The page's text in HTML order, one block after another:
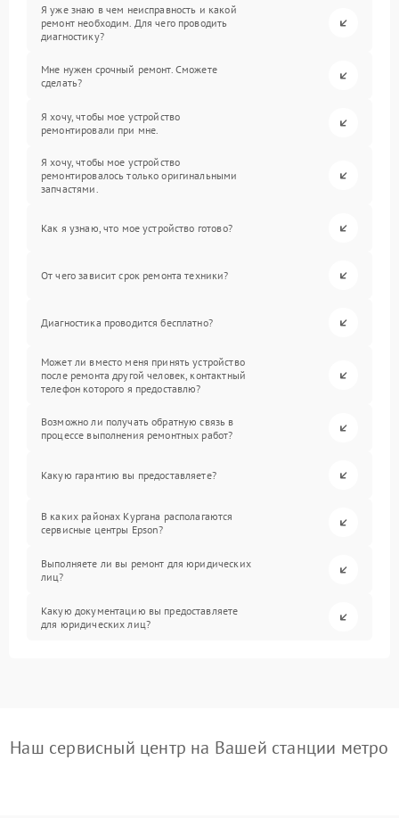
Я уже знаю в чем неисправность и какой
ремонт необходим. Для чего проводить
диагностику?
Мне нужен срочный ремонт. Сможете
сделать?
Я хочу, чтобы мое устройство
ремонтировали при мне.
Я хочу, чтобы мое устройство
ремонтировалось только оригинальными
запчастями.
Как я узнаю, что мое устройство готово?
От чего зависит срок ремонта техники?
Диагностика проводится бесплатно?
Может ли вместо меня принять устройство
после ремонта другой человек, контактный
телефон которого я предоставлю?
Возможно ли получать обратную связь в
процессе выполнения ремонтных работ?
Какую гарантию вы предоставляете?
В каких районах Кургана располагаются
сервисные центры Epson?
Выполняете ли вы ремонт для юридических
лиц?
Какую документацию вы предоставляете
для юридических лиц?
Наш сервисный центр на Вашей станции метро